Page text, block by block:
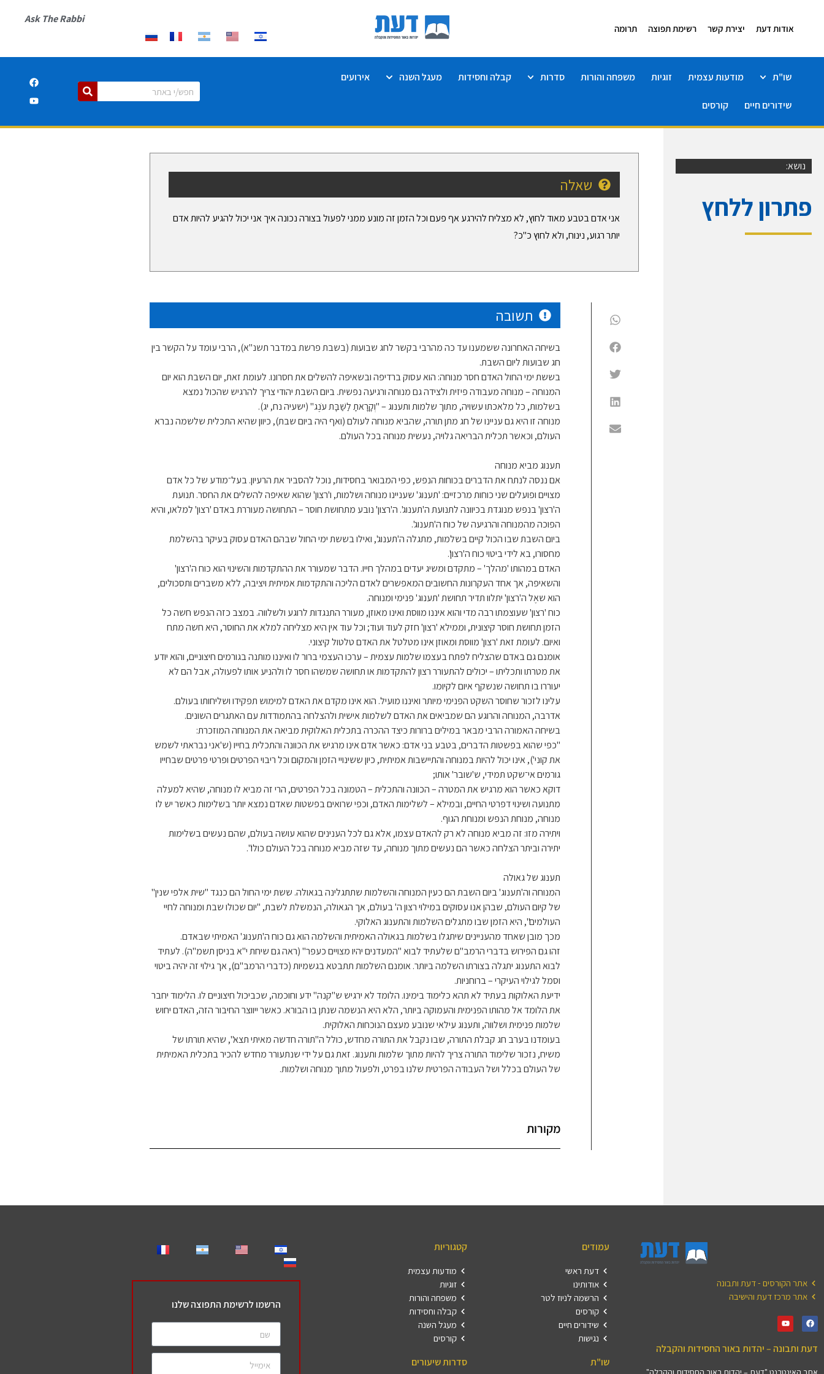
אודות דעת יצירת קשר רשימת תפוצה תרומה
Ask The Rabbi
שו"ת מודעות עצמית זוגיות משפחה והורות סדרות קבלה וחסידות מעגל השנה אירועים
שידורים חיים קורסים
נושא:
פתרון ללחץ
שאלה
אני אדם בטבע מאוד לחוץ, לא מצליח להירגע אף פעם וכל הזמן זה מונע ממני לפעול בצורה נכונה איך אני יכול להגיע להיות אדם
יותר רגוע, נינוח, ולא לחוץ כ"כ?
תשובה
בשיחה האחרונה ששמענו עד כה מהרבי בקשר לחג שבועות (בשבת פרשת במדבר תשנ"א), הרבי עומד על הקשר בין
חג שבועות ליום השבת.
בששת ימי החול האדם חסר מנוחה: הוא עסוק ברדיפה ובשאיפה להשלים את חסרונו. לעומת זאת, יום השבת הוא יום
המנוחה – מנוחה מעבודה פיזית ולצידה גם מנוחה ורגיעה נפשית. ביום השבת יהודי צריך להרגיש שהכול נמצא
בשלמות, כל מלאכתו עשויה, מתוך שלמות ותענוג – "וְקָרָאתָ לַשַּׁבָּת עֹנֶג" (ישעיה נח, יג).
מנוחה זו היא גם עניינו של חג מתן תורה, שהביא מנוחה לעולם (ואף היה ביום שבת), כיוון שהיא התכלית שלשמה נברא
העולם, וכאשר תכלית הבריאה גלויה, נעשית מנוחה בכל העולם.
תענוג מביא מנוחה
אם ננסה לנתח את הדברים בכוחות הנפש, כפי המבואר בחסידות, נוכל להסביר את הרעיון. בעל־מודע של כל אדם
מצויים ופועלים שני כוחות מרכזיים: 'תענוג' שעניינו מנוחה ושלמות, ו'רצון' שהוא שאיפה להשלים את החסר. תנועת
ה'רצון' בנפש מנוגדת בכיוונה לתנועת ה'תענוג'. ה'רצון' נובע מתחושת חוסר – התחושה מעוררת באדם 'רצון' למלאו, והיא
הפוכה מהמנוחה והרגיעה של כוח ה'תענוג'.
ביום השבת שבו הכול קיים בשלמות, מתגלה ה'תענוג', ואילו בששת ימי החול שבהם האדם עסוק בעיקר בהשלמת
מחסורו, בא לידי ביטוי כוח ה'רצון'.
האדם במהותו 'מהלך' – מתקדם ומשיג יעדים במהלך חייו. הדבר שמעורר את ההתקדמות והשינוי הוא כוח ה'רצון'
והשאיפה, אך אחד העקרונות החשובים המאפשרים לאדם הליכה והתקדמות אמיתית ויציבה, ללא משברים ותסכולים,
הוא שאֶל ה'רצון' יתלוו תדיר תחושת 'תענוג' פנימי ומנוחה.
כוח 'רצון' שעוצמתו רבה מדי והוא איננו מווסת ואינו מאוזן, מעורר התנגדות לרוגע ולשלווה. במצב כזה הנפש חשה כל
הזמן תחושת חוסר קיצונית, וממילא 'רצון' חזק לעוד ועוד; וכל עוד אין היא מצליחה למלא את החוסר, היא חשה מתח
ואיום. לעומת זאת 'רצון' מווסת ומאוזן אינו מטלטל את האדם טלטול קיצוני.
אומנם גם באדם שהצליח לפתח בעצמו שלמות עצמית – ערכו העצמי ברור לו ואיננו מותנה בגורמים חיצוניים, והוא יודע
את מטרתו ותכליתו – יכולים להתעורר רצון להתקדמות או תחושה שמשהו חסר לו ולהניע אותו לפעולה, אבל הם לא
יעוררו בו תחושה שנשקף איום לקיומו.
עלינו לזכור שחוסר השקט הפנימי מיותר ואיננו מועיל. הוא אינו מקדם את האדם למימוש תפקידו ושליחותו בעולם.
אדרבה, המנוחה והרוגע הם שמביאים את האדם לשלמות אישית ולהצלחה בהתמודדות עם האתגרים השונים.
בשיחה האמורה הרבי מבאר במילים ברורות כיצד ההכרה בתכלית האלוקית מביאה את המנוחה המוזכרת:
"כפי שהוא בפשטות הדברים, בטבע בני אדם: כאשר אדם אינו מרגיש את הכוונה והתכלית בחייו (ש'אני נבראתי לשמש
את קוני'), אינו יכול להיות במנוחה והתיישבות אמיתית, כיון ששינויי הזמן והמקום וכל ריבוי הפרטים ופרטי פרטים שבחייו
גורמים אי־שקט תמידי, ש'שובר' אותו;
דוקא כאשר הוא מרגיש את המטרה – הכוונה והתכלית – הטמונה בכל הפרטים, הרי זה מביא לו מנוחה, שהיא למעלה
מתנועה ושינוי דפרטי החיים, ובמילא – לשלימות האדם, וכפי שרואים בפשטות שאדם נמצא יותר בשלימות כאשר יש לו
מנוחה, מנוחת הנפש ומנוחת הגוף.
ויתירה מזו: זה מביא מנוחה לא רק להאדם עצמו, אלא גם לכל הענינים שהוא עושה בעולם, שהם נעשים בשלימות
יתירה וביתר הצלחה כאשר הם נעשים מתוך מנוחה, עד שזה מביא מנוחה בכל העולם כולו".
תענוג של גאולה
המנוחה וה'תענוג' ביום השבת הם כעין המנוחה והשלמות שתתגלינה בגאולה. ששת ימי החול הם כנגד "שית אלפי שנין"
של קיום העולם, שבהן אנו עסוקים במילוי רצון ה' בעולם, אך הגאולה, הנמשלת לשבת, "יום שכולו שבת ומנוחה לחיי
העולמים", היא הזמן שבו מתגלים השלמות והתענוג האלוקי.
מכך מובן שאחד מהעניינים שיתגלו בשלמות בגאולה האמיתית והשלמה הוא גם כוח ה'תענוג' האמיתי שבאדם.
זהו גם הפירוש בדברי הרמב"ם שלעתיד לבוא "המעדנים יהיו מצויים כעפר" (ראה גם שיחת י"א בניסן תשמ"ה). לעתיד
לבוא התענוג יתגלה בצורתו השלמה ביותר. אומנם השלמות תתבטא בגשמיות (כדברי הרמב"ם), אך גילוי זה יהיה ביטוי
וסמל לגילוי העיקרי – ברוחניות.
ידיעת האלוקות בעתיד לא תהא כלימוד בימינו. הלומד לא ירגיש ש"קנה" ידע וחוכמה, שכביכול חיצוניים לו. הלימוד יחבר
את הלומד אל מהותו הפנימית והעמוקה ביותר, הלא היא הנשמה שנתן בו הבורא. כאשר ייווצר החיבור הזה, האדם יחוש
שלמות פנימית ושלווה, ותענוג עילאי שנובע מעצם הנוכחות האלוקית.
בעומדנו בערב חג קבלת התורה, שבו נקבל את התורה מחדש, כולל ה"תורה חדשה מאיתי תצא", שהיא תורתו של
משיח, נזכור שלימוד התורה צריך להיות מתוך שלמות ותענוג. זאת גם על ידי שנתעורר מחדש להכיר בתכלית האמיתית
של העולם בכלל ושל העבודה הפרטית שלנו בפרט, ולפעול מתוך מנוחה ושלמות.
מקורות
אתר הקורסים - דעת ותבונה
אתר מרכז דעת והישיבה
דעת ותבונה – יהדות באור החסידות והקבלה
עמודים
דעת ראשי
אודותינו
הרשמה לניוז לטר
קורסים
שידורים חיים
נגישות
שו"ת
קטגוריות
מודעות עצמית
זוגיות
משפחה והורות
קבלה וחסידות
מעגל השנה
קורסים
סדרות שיעורים
הרשמו לרשימת התפוצה שלנו